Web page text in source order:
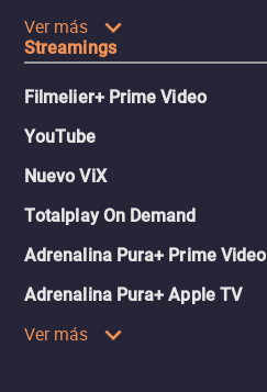
Ver más
Streamings
Filmelier+ Prime Video
YouTube
Nuevo ViX
Totalplay On Demand
Adrenalina Pura+ Prime Video
Adrenalina Pura+ Apple TV
Ver más